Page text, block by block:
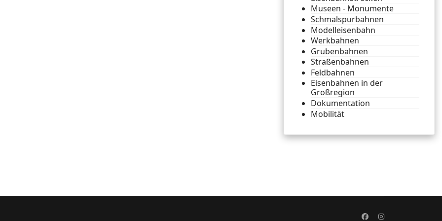
Museen - Monumente
Schmalspurbahnen
Modelleisenbahn
Werkbahnen
Grubenbahnen
Straßenbahnen
Feldbahnen
Eisenbahnen in der
Großregion
Dokumentation
Mobilität